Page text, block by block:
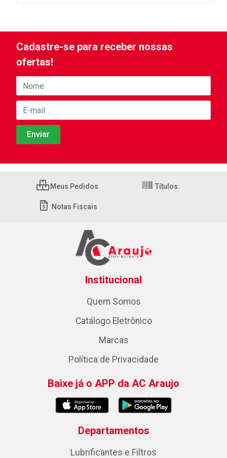
Cadastre-se para receber nossas
ofertas!
Meus Pedidos Títulos
Notas Fiscais
Institucional
Quem Somos
Catálogo Eletrônico
Marcas
Política de Privacidade
Baixe já o APP da AC Araujo
Departamentos
Lubrificantes e Filtros